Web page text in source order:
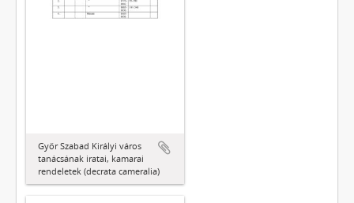
Győr Szabad Királyi város
tanácsának iratai, kamarai
rendeletek (decrata cameralia)